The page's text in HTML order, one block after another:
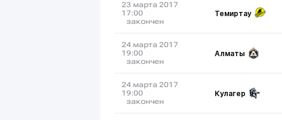
23 марта 2017
17:00
закончен
Темиртау
24 марта 2017
19:00
закончен
Алматы
24 марта 2017
19:00
закончен
Кулагер